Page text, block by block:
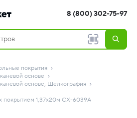
8 (800) 302-75-97
покрытия
основе
основе, Шелкография
покрытием 1,37х20м СХ-6039A